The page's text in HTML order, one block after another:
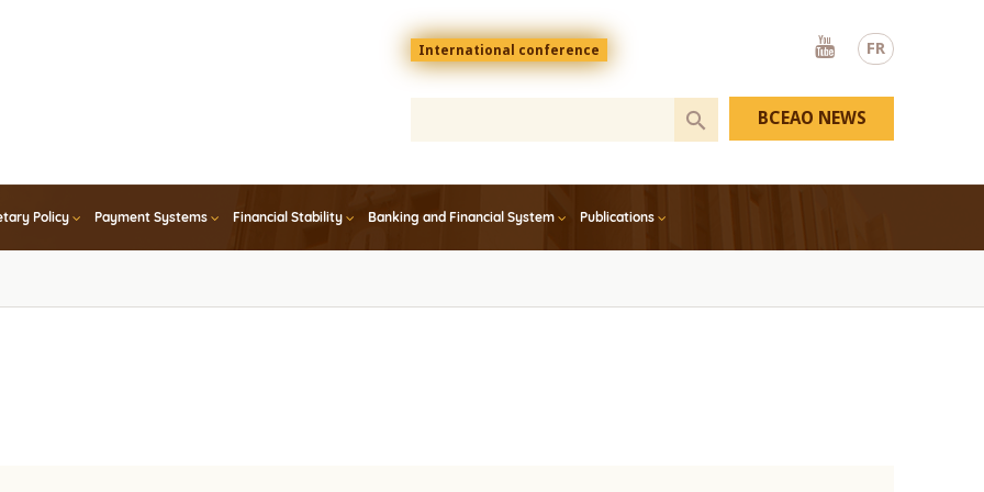
FR
Menu
top
En
International conference
Youtube
Policy Payment Systems Financial Stability Banking and Financial System Publications
BCEAO NEWS